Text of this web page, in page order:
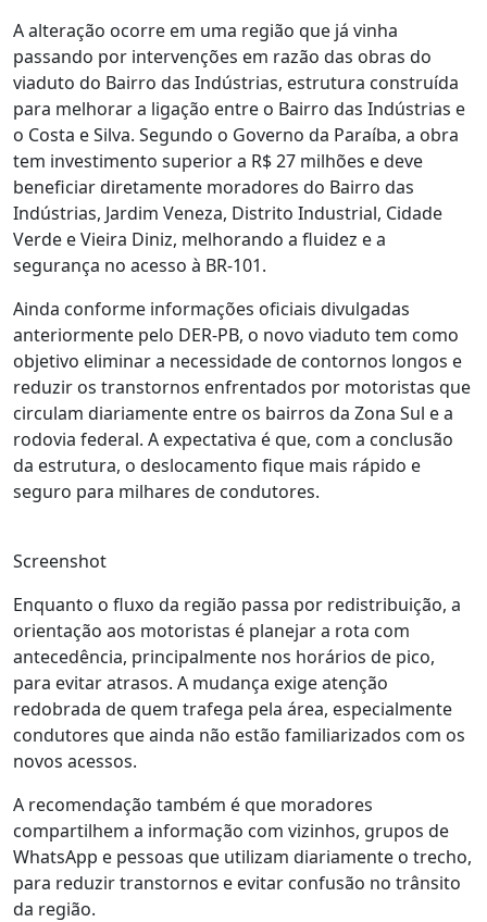
A alteração ocorre em uma região que já vinha
passando por intervenções em razão das obras do
viaduto do Bairro das Indústrias, estrutura construída
para melhorar a ligação entre o Bairro das Indústrias e
o Costa e Silva. Segundo o Governo da Paraíba, a obra
tem investimento superior a R$ 27 milhões e deve
beneficiar diretamente moradores do Bairro das
Indústrias, Jardim Veneza, Distrito Industrial, Cidade
Verde e Vieira Diniz, melhorando a fluidez e a
segurança no acesso à BR-101.
Ainda conforme informações oficiais divulgadas
anteriormente pelo DER-PB, o novo viaduto tem como
objetivo eliminar a necessidade de contornos longos e
reduzir os transtornos enfrentados por motoristas que
circulam diariamente entre os bairros da Zona Sul e a
rodovia federal. A expectativa é que, com a conclusão
da estrutura, o deslocamento fique mais rápido e
seguro para milhares de condutores.
Screenshot
Enquanto o fluxo da região passa por redistribuição, a
orientação aos motoristas é planejar a rota com
antecedência, principalmente nos horários de pico,
para evitar atrasos. A mudança exige atenção
redobrada de quem trafega pela área, especialmente
condutores que ainda não estão familiarizados com os
novos acessos.
A recomendação também é que moradores
compartilhem a informação com vizinhos, grupos de
WhatsApp e pessoas que utilizam diariamente o trecho,
para reduzir transtornos e evitar confusão no trânsito
da região.